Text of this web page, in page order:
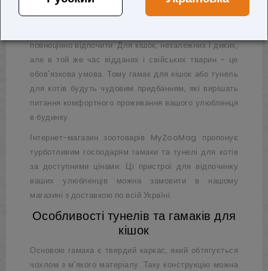
Вашій домашній тварині, як і будь-якому члену сім'ї
повноцінно відпочити. Для кішок, незалежних і диких,
але в той же час відданих і свійських тварин - це
обов'язкова умова. Тому гамак для кішок або тунель
для котів будуть чудовим придбанням, які вирішать
питання комфортного проживання вашого улюбленця
в будинку.
Інтернет-магазин зоотоварів MyZooMag пропонує
турботливим господарям гамаки та тунелі для котів
за доступними цінами. Ці пристрої для відпочинку
ваших улюбленців можна замовити в нашому
магазині з доставкою по всій Україні.
Особливості тунелів та гамаків для
кішок
Основою гамака є твердий каркас, який обтягується
чохлом з м'якого матеріалу. Таку конструкцію можна